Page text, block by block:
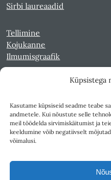
Küpsistega
Kasutame küpsiseid seadme teabe
andmetele. Kui nõustute selle
meil töödelda sirvimiskäitumist ja
keeldumine võib negatiivselt
võimalusi.
Sirbi laureaadid
Tellimine
Kojukanne
Ilmumisgraafik
Kultuurileht 1994-1997
Reede 1989-1990
Sirp ja Vasar 1940-1989